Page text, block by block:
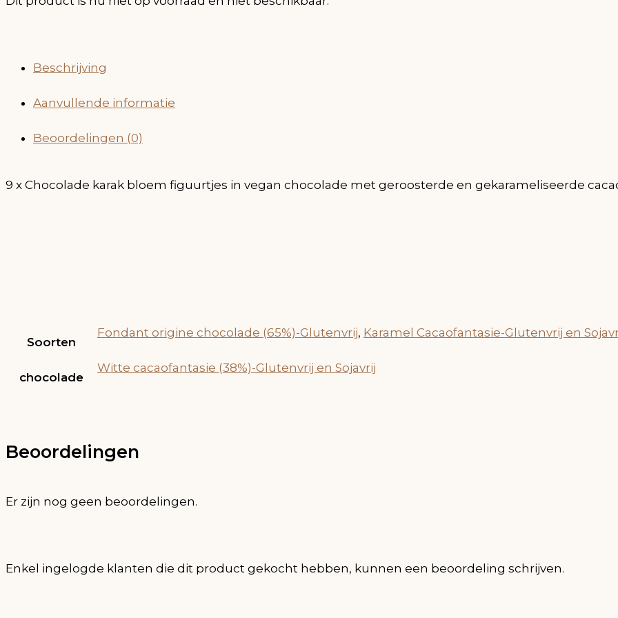
Beschrijving
Aanvullende informatie
Beoordelingen (0)
9 x Chocolade karak bloem figuurtjes in vegan chocolade met geroosterde en gekarameliseerde
Soorten
chocolade
Fondant origine chocolade (65%)-Glutenvrij, Karamel Cacaofantasie-Glutenvrij en
Witte cacaofantasie (38%)-Glutenvrij en Sojavrij
Beoordelingen
Er zijn nog geen beoordelingen.
Enkel ingelogde klanten die dit product gekocht hebben, kunnen een beoordeling schrijven.